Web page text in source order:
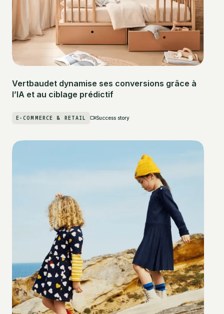
Vertbaudet dynamise ses conversions grâce à
l’IA et au ciblage prédictif
E-COMMERCE & RETAIL Success story